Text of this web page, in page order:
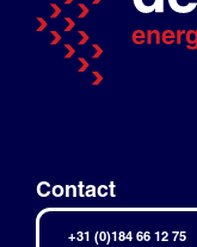
Contact
+31 (0)184 66 12 75